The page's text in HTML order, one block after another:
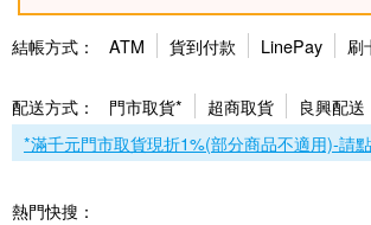
結帳方式： ATM 貨到付款 LinePay 刷
配送方式： 門市取貨* 超商取貨
良興配送
*滿千元門市取貨現折1%(部分商品不適用)-請
熱門快搜：